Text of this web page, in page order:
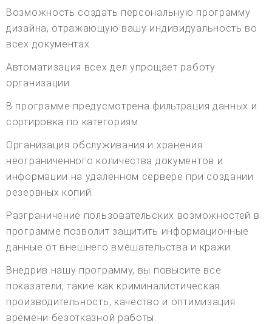
Возможность создать персональную программу
дизайна, отражающую вашу индивидуальность во
всех документах.
Автоматизация всех дел упрощает работу
организации.
В программе предусмотрена фильтрация данных и
сортировка по категориям.
Организация обслуживания и хранения
неограниченного количества документов и
информации на удаленном сервере при создании
резервных копий.
Разграничение пользовательских возможностей в
программе позволит защитить информационные
данные от внешнего вмешательства и кражи.
Внедрив нашу программу, вы повысите все
показатели, такие как криминалистическая
производительность, качество и оптимизация
времени безотказной работы.